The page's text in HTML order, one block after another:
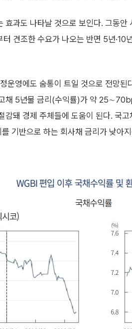
효과도 나타날 것으로 보인다. 그동
견조한 수요가 나오는 반면 5년·10
운영에도 숨통이 트일 것으로 전망
채 5년물 금리(수익률)가 약
감돼 경제 주체들에 도움이 된다. 국
기반으로 하는 회사채 금리가 낮아